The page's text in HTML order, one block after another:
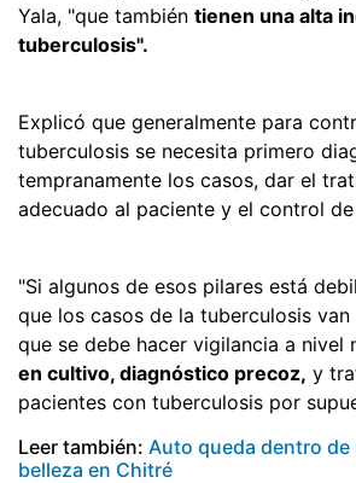
Yala, "que también tienen una alta
tuberculosis".
Explicó que generalmente para
tuberculosis se necesita primero
tempranamente los casos, dar el
adecuado al paciente y el control
"Si algunos de esos pilares está
que los casos de la tuberculosis
que se debe hacer vigilancia a nivel
en cultivo, diagnóstico precoz, y
pacientes con tuberculosis por
Leer también: Auto queda dentro de
belleza en Chitré